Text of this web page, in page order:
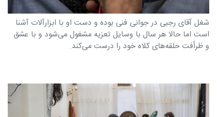
شغل آقای رجبی در جوانی فنی بوده و دست او با ابزارآلات آشنا
است اما حالا هر سال با وسایل تعزیه مشغول می‌شود و با عشق
و ظرأفت حلقه‌های کلاه خود را درست می‌کند.